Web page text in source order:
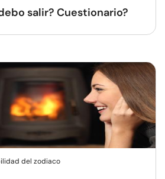
salir? Cuestionario?
del zodiaco